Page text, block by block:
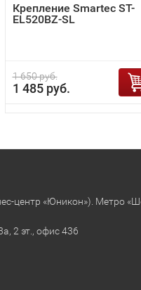
Крепление Smartec ST-
EL520BZ-SL
1 650 руб.
1 485 руб.
центр «Юникон»). Метро
2 эт., офис 436